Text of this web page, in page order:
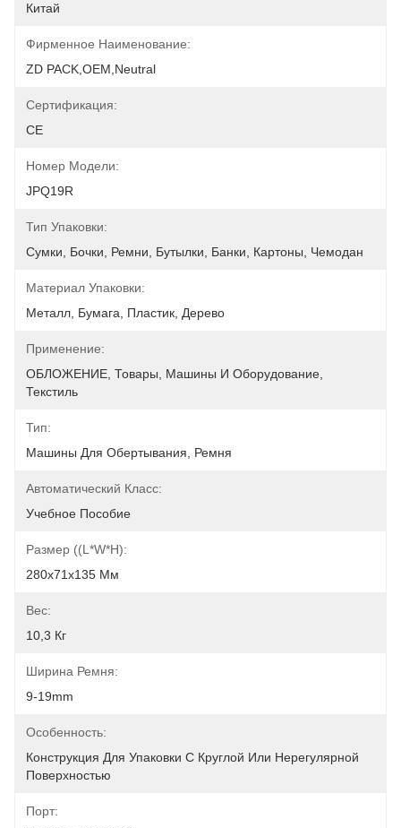
Китай
Фирменное Наименование:
ZD PACK,OEM,neutral
Сертификация:
CE
Номер Модели:
JPQ19R
Тип Упаковки:
Сумки, Бочки, Ремни, Бутылки, Банки, Картоны, Чемодан
Материал Упаковки:
Металл, Бумага, Пластик, Дерево
Применение:
ОБЛОЖЕНИЕ, Товары, Машины И Оборудование,
Текстиль
Тип:
Машины Для Обертывания, Ремня
Автоматический Класс:
Учебное Пособие
Размер ((L*W*H):
280x71x135 Мм
Вес:
10,3 Кг
Ширина Ремня:
9-19mm
Особенность:
Конструкция Для Упаковки С Круглой Или Нерегулярной
Поверхностью
Порт: